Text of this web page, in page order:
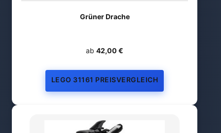
Grüner Drache
ab 42,00 €
LEGO 31161 PREISVERGLEICH